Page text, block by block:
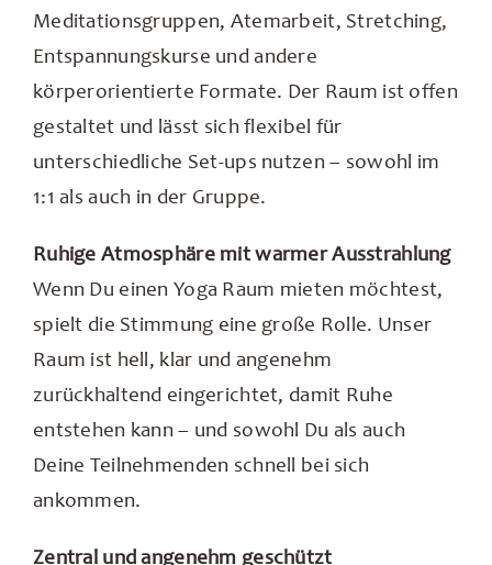
Meditationsgruppen, Atemarbeit, Stretching,
Entspannungskurse und andere
körperorientierte Formate. Der Raum ist offen
gestaltet und lässt sich flexibel für
unterschiedliche Set-ups nutzen – sowohl im
1:1 als auch in der Gruppe.
Ruhige Atmosphäre mit warmer Ausstrahlung
Wenn Du einen Yoga Raum mieten möchtest,
spielt die Stimmung eine große Rolle. Unser
Raum ist hell, klar und angenehm
zurückhaltend eingerichtet, damit Ruhe
entstehen kann – und sowohl Du als auch
Deine Teilnehmenden schnell bei sich
ankommen.
Zentral und angenehm geschützt